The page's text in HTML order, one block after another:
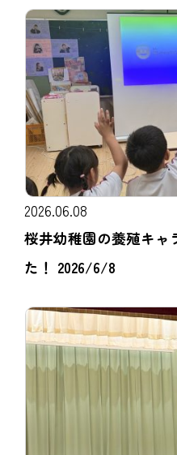
2026.06.08
桜井幼稚園の養殖キャ
た！ 2026/6/8